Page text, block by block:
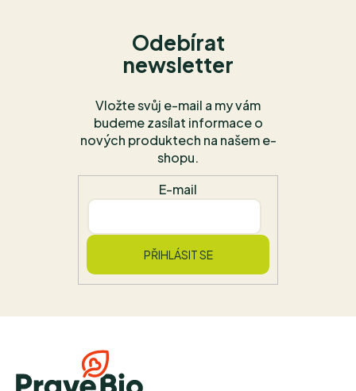
Odebírat
newsletter
Vložte svůj e-mail a my vám
budeme zasílat informace o
nových produktech na našem e-
shopu.
E-mail
PŘIHLÁSIT SE